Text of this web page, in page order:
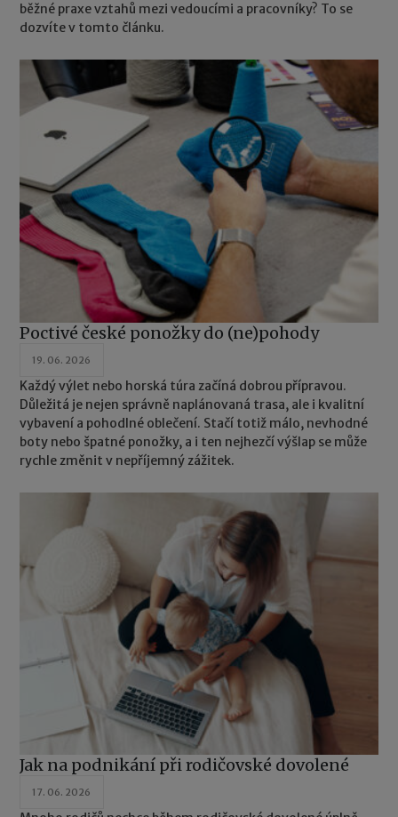
běžné praxe vztahů mezi vedoucími a pracovníky? To se
dozvíte v tomto článku.
Poctivé české ponožky do (ne)pohody
19. 06. 2026
Každý výlet nebo horská túra začíná dobrou přípravou.
Důležitá je nejen správně naplánovaná trasa, ale i kvalitní
vybavení a pohodlné oblečení. Stačí totiž málo, nevhodné
boty nebo špatné ponožky, a i ten nejhezčí výšlap se může
rychle změnit v nepříjemný zážitek.
Jak na podnikání při rodičovské dovolené
17. 06. 2026